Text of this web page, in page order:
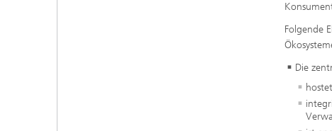
Folgende
Die